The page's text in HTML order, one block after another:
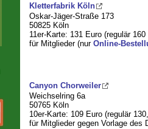
Kletterfabrik Köln
Oskar-Jäger-Straße 173
50825 Köln
11er-Karte: 131 Euro (regulär 160
für Mitglieder (nur Online-
Canyon Chorweiler
Weichselring 6a
50765 Köln
10er-Karte: 109 Euro (regulär
für Mitglieder gegen Vorlage des